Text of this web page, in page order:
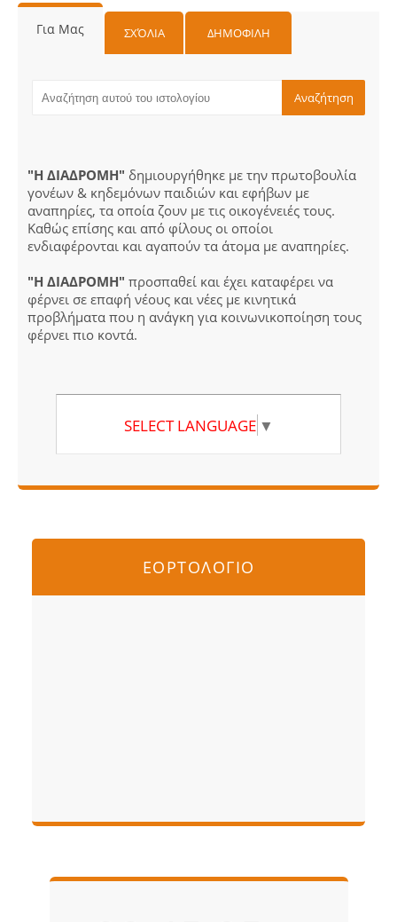
Για Μας ΣΧΌΛΙΑ ΔΗΜΟΦΙΛΗ
"Η ΔΙΑΔΡΟΜΗ" δημιουργήθηκε με την πρωτοβουλία
γονέων & κηδεμόνων παιδιών και εφήβων με
αναπηρίες, τα οποία ζουν με τις οικογένειές τους.
Καθώς επίσης και από φίλους οι οποίοι
ενδιαφέρονται και αγαπούν τα άτομα με αναπηρίες.
"Η ΔΙΑΔΡΟΜΗ" προσπαθεί και έχει καταφέρει να
φέρνει σε επαφή νέους και νέες με κινητικά
προβλήματα που η ανάγκη για κοινωνικοποίηση τους
φέρνει πιο κοντά.
SELECT LANGUAGE ▼
ΕΟΡΤΟΛΟΓΙΟ